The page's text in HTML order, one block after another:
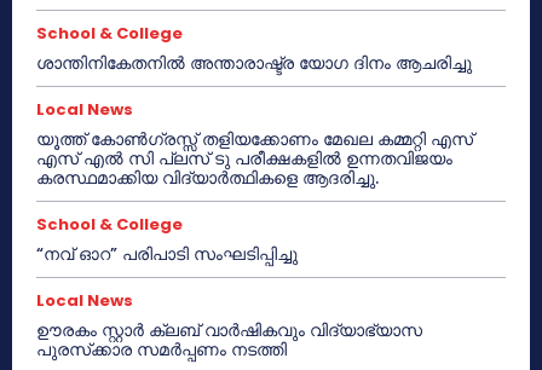
School & College
ശാന്തിനികേതനിൽ അന്താരാഷ്ട്ര യോഗ ദിനം ആചരിച്ചു
Local News
യൂത്ത് കോൺഗ്രസ്സ് തളിയക്കോണം മേഖല കമ്മറ്റി എസ്
എസ് എൽ സി പ്ലസ് ടു പരീക്ഷകളിൽ ഉന്നതവിജയം
കരസ്ഥമാക്കിയ വിദ്യാർത്ഥികളെ ആദരിച്ചു.
School & College
“നവ് ഓറ” പരിപാടി സംഘടിപ്പിച്ചു
Local News
ഊരകം സ്റ്റാർ ക്ലബ് വാർഷികവും വിദ്യാഭ്യാസ
പുരസ്‌ക്കാര സമർപ്പണം നടത്തി